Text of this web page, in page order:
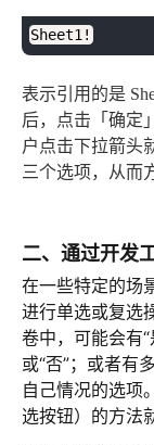
Sheet1!
表示引用的是
后，点击「确定
户点击下拉箭头
三个选项，从而
二、通过开发
在一些特定的场
进行单选或复选
卷中，可能会有
或“否”；或者有
自己情况的选项
选按钮）的方法